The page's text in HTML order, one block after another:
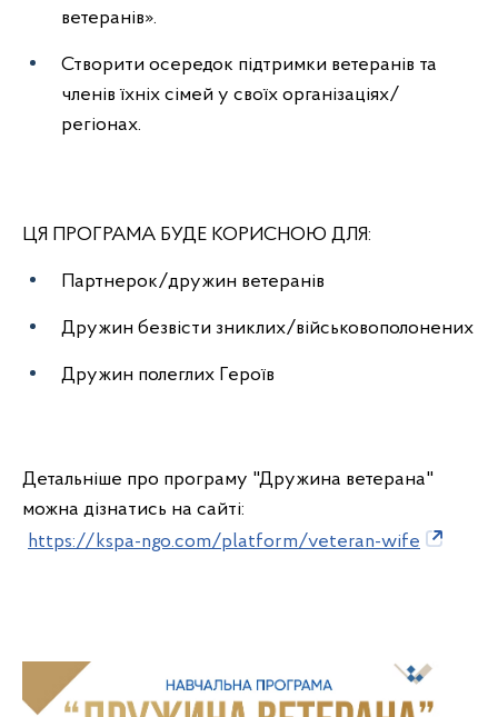
ветеранів».
Створити осередок підтримки ветеранів та
членів їхніх сімей у своїх організаціях/
регіонах.
ЦЯ ПРОГРАМА БУДЕ КОРИСНОЮ ДЛЯ:
Партнерок/дружин ветеранів
Дружин безвісти зниклих/військовополонених
Дружин полеглих Героїв
Детальніше про програму "Дружина ветерана"
можна дізнатись на сайті:
https://kspa-ngo.com/platform/veteran-wife